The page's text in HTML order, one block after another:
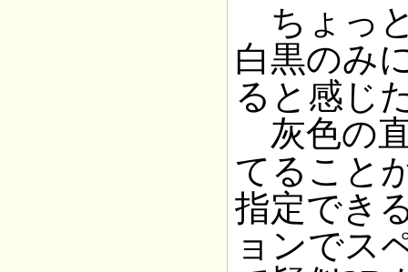
ちょっ
白黒のみ
ると感じ
灰色の
てること
指定でき
ョンでス